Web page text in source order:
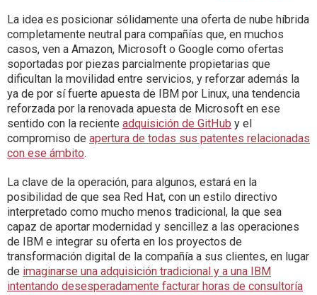
La idea es posicionar sólidamente una oferta de nube híbrida
completamente neutral para compañías que, en muchos
casos, ven a Amazon, Microsoft o Google como ofertas
soportadas por piezas parcialmente propietarias que
dificultan la movilidad entre servicios, y reforzar además la
ya de por sí fuerte apuesta de IBM por Linux, una tendencia
reforzada por la renovada apuesta de Microsoft en ese
sentido con la reciente adquisición de GitHub y el
compromiso de apertura de todas sus patentes relacionadas
con ese ámbito.
La clave de la operación, para algunos, estará en la
posibilidad de que sea Red Hat, con un estilo directivo
interpretado como mucho menos tradicional, la que sea
capaz de aportar modernidad y sencillez a las operaciones
de IBM e integrar su oferta en los proyectos de
transformación digital de la compañía a sus clientes, en lugar
de imaginarse una adquisición tradicional y a una IBM
intentando desesperadamente facturar horas de consultoría